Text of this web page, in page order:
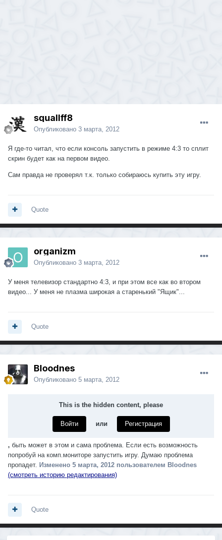
squallff8
Опубликовано 3 марта, 2012
Я где-то читал, что если консоль запустить в режиме 4:3 то сплит
скрин будет как на первом видео.
Сам правда не проверял т.к. только собираюсь купить эту игру.
Quote
organizm
Опубликовано 3 марта, 2012
У меня телевизор стандартно 4:3, и при этом все как во втором
видео... У меня не плазма широкая а старенький "Ящик"...
Quote
Bloodnes
Опубликовано 5 марта, 2012
This is the hidden content, please
Войти или Регистрация
, быть может в этом и сама проблема. Если есть возможность
попробуй на комп.мониторе запустить игру. Думаю проблема
пропадет. Изменено 5 марта, 2012 пользователем Bloodnes
(смотреть историю редактирования)
Quote